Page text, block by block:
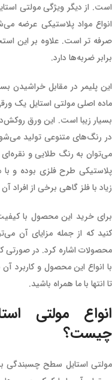
است. از دیگر ویژگی مولتی
انواع مواد پلاستیکی عرضه
صرفه تر است. علاوه بر این
برابر ضربه‌ها دارد.
این پلیمر در مقابل خراشیدن
ماده اصلی مولتی استایل یک
بسیار زیبا است. این ورق
در رنگ‌های متنوعی تولید
می‌توان به رنگ طلایی و
پلاستیکی طرح فلزی بوده و
زیاد با فلز گاهی برخی از افراد
برای خرید این محصول با
کنید که از جمله مزایای آن
محصولات اشاره کرد‌. در صورتی
با انواع این محصول و کاربرد
تا انتها با ما همراه باشید.
انواع مولتی
چیست؟
مولتی استایل سطح چسبندگی